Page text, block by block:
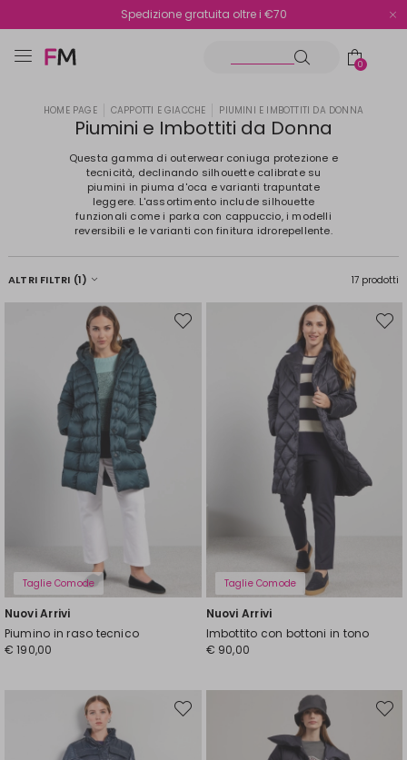
Reso facile e veloce
Spedizione gratuita oltre i €70
0
HOME PAGE CAPPOTTI E GIACCHE PIUMINI E IMBOTTITI DA DONNA
Piumini e Imbottiti da Donna
Questa gamma di outerwear coniuga protezione e
tecnicità, declinando silhouette calibrate su
piumini in piuma d'oca e varianti trapuntate
leggere. L'assortimento include silhouette
funzionali come i parka con cappuccio, i modelli
reversibili e le varianti con finitura idrorepellente.
ALTRI FILTRI (1) 17 prodotti
Taglie Comode
Nuovi Arrivi
Piumino in raso tecnico
€ 190,00
Sposta
Taglie Comode
Nuovi Arrivi
Imbottito con bottoni in tono
€ 90,00
Sposta